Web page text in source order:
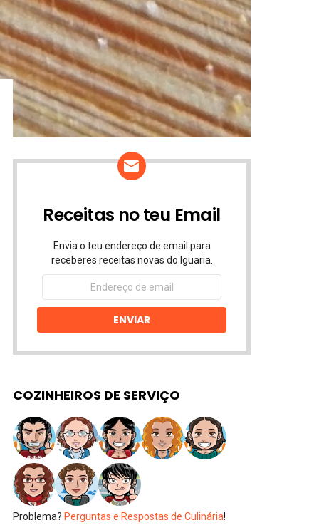
Receitas no teu Email
Envia o teu endereço de email para
receberes receitas novas do Iguaria.
Endereço
email
ENVIAR
COZINHEIROS DE SERVIÇO
Problema? Perguntas e Respostas de Culinária!